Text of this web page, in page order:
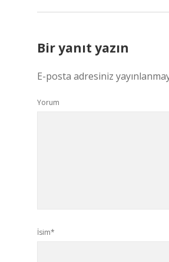
Bir yanıt yazın
E-posta adresiniz
Yorum
İsim*